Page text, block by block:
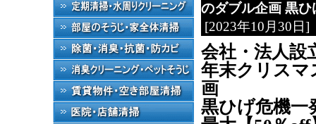
のダブル企画 黒
[2023年10月30日]
会社・法人設
年末クリスマ
画
黒ひげ危機一